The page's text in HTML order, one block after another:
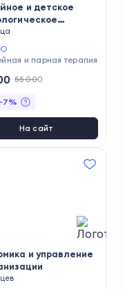
и детское
семейная
и парная терапия
55 000
-7%
На сайт
и управление